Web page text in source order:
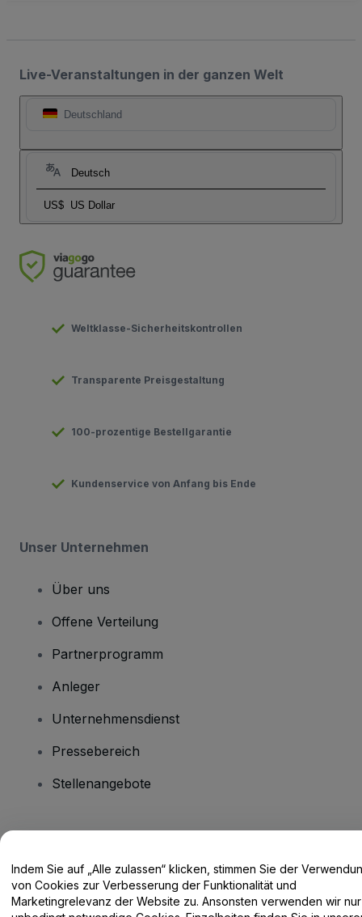
Live-Veranstaltungen in der ganzen Welt
Deutschland
Deutsch
US$ US Dollar
Weltklasse-Sicherheitskontrollen
Transparente Preisgestaltung
100-prozentige Bestellgarantie
Kundenservice von Anfang bis Ende
Unser Unternehmen
Über uns
Offene Verteilung
Partnerprogramm
Anleger
Unternehmensdienst
Pressebereich
Stellenangebote
Hilfe-Center / Kontakt
Indem Sie auf „Alle zulassen“ klicken, stimmen Sie der
von Cookies zur Verbesserung der Funktionalität und
Marketingrelevanz der Website zu. Ansonsten verwenden wir nur